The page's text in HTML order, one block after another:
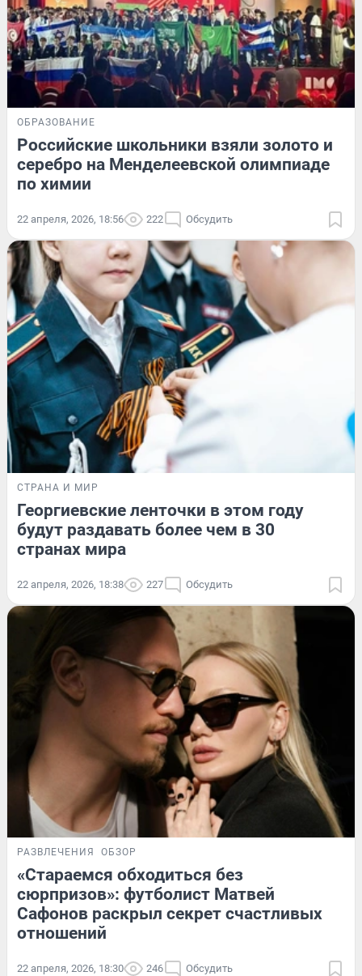
ОБРАЗОВАНИЕ
Российские школьники взяли золото и
серебро на Менделеевской олимпиаде
по химии
22 апреля, 2026, 18:56 222 Обсудить
СТРАНА И МИР
Георгиевские ленточки в этом году
будут раздавать более чем в 30
странах мира
22 апреля, 2026, 18:38 227 Обсудить
РАЗВЛЕЧЕНИЯ ОБЗОР
«Стараемся обходиться без
сюрпризов»: футболист Матвей
Сафонов раскрыл секрет счастливых
отношений
22 апреля, 2026, 18:30 246 Обсудить